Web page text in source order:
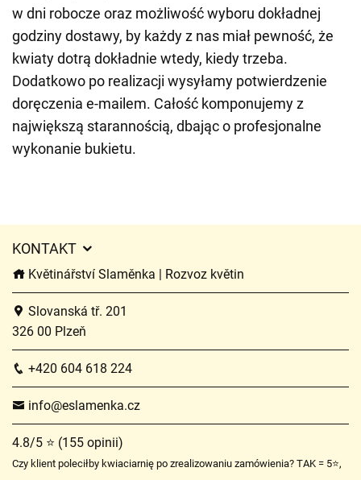
w dni robocze oraz możliwość wyboru dokładnej
godziny dostawy, by każdy z nas miał pewność, że
kwiaty dotrą dokładnie wtedy, kiedy trzeba.
Dodatkowo po realizacji wysyłamy potwierdzenie
doręczenia e-mailem. Całość komponujemy z
największą starannością, dbając o profesjonalne
wykonanie bukietu.
KONTAKT
Květinářství Slaměnka | Rozvoz květin
Slovanská tř. 201
326 00 Plzeň
+420 604 618 224
info@eslamenka.cz
4.8/5 ⭐ (155 opinii)
Czy klient poleciłby kwiaciarnię po zrealizowaniu zamówienia? TAK = 5⭐,